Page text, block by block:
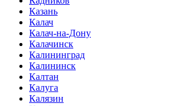
Казань
Калач
Калач-на-Дону
Калачинск
Калининград
Калининск
Калтан
Калуга
Калязин